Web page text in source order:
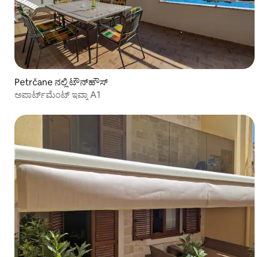
Petrčane ನಲ್ಲಿ ಟೌನ್‌ಹೌಸ್
ಅಪಾರ್ಟ್‌ಮೆಂಟ್ ಇವ್ಕಾ A1